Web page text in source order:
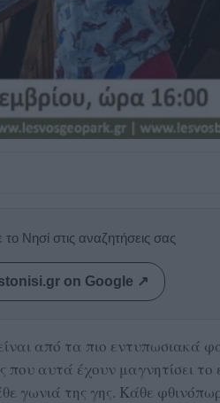
Νησί στις αναζητήσεις σας
on Google ↗
από τα πιο εντυπωσιακά
που αυτά έχουν μαγνητίσει το
γωνιά της γης. Κάθε